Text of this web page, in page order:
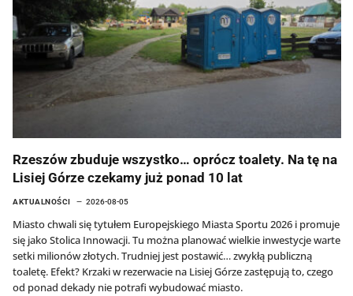
Rzeszów zbuduje wszystko… oprócz toalety. Na tę na
Lisiej Górze czekamy już ponad 10 lat
AKTUALNOŚCI 2026-08-05
Miasto chwali się tytułem Europejskiego Miasta Sportu 2026 i promuje
się jako Stolica Innowacji. Tu można planować wielkie inwestycje warte
setki milionów złotych. Trudniej jest postawić… zwykłą publiczną
toaletę. Efekt? Krzaki w rezerwacie na Lisiej Górze zastępują to, czego
od ponad dekady nie potrafi wybudować miasto.